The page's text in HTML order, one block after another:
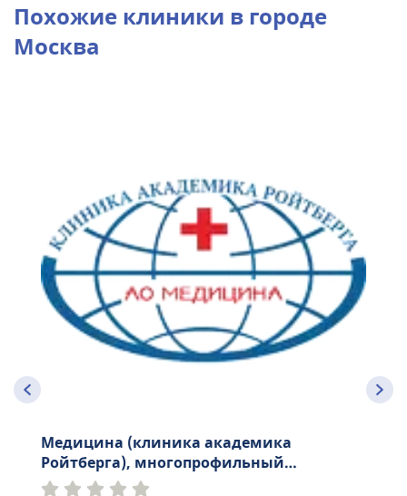
Похожие клиники в городе
Москва
Медицина (клиника академика
Ройтберга), многопрофильный
медицинский центр